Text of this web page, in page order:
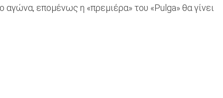
επομένως η «πρεμιέρα» του «Pulga» θα γίνει